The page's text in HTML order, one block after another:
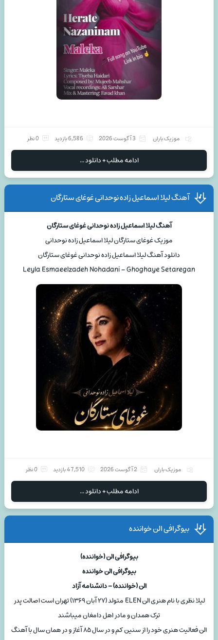
موزیک باران 3 آگوست 2026 6,586 بازدید 0 نظر
ادامه مطلب + دانلود ...
آهنگ لیلا اسماعیل زاده نوحدانی غوغای ستارگان
آهنگ لیلا اسماعیل زاده نوحدانی غوغای ستارگان
موزیک غوغای ستارگان لیلا اسماعیل زاده نوحدانی
دانلود آهنگ لیلا اسماعیل زاده نوحدانی غوغای ستارگان
Leyla Esmaeelzadeh Nohadani – Ghoghaye Setaregan
موزیک باران 2 آگوست 2026 47,510 بازدید 0 نظر
ادامه مطلب + دانلود ...
بیوگرافی الن خواننده
بیوگرافی الن (خواننده)
بیوگرافی الن خواننده
الن (خواننده) – دانشنامه آزاد
لیلا نظری با نام هنری الن ELEN متولد (۲۷ آبان ۱۳۶۹) تهران است اصالت پدر
ترک همدان و مادر اهل دامغان میباشند
الن فعالیت هنری خود را از سنین کم و در سال ۸۵ آغاز و در همان سال با آهنگ